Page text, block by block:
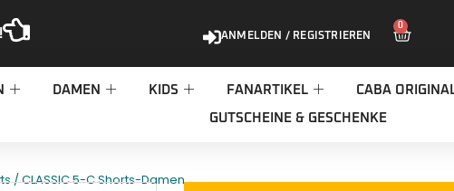
ANMELDEN / REGISTRIEREN
0
DAMEN KIDS FANARTIKEL CABA
GUTSCHEINE & GESCHENKE
/ CLASSIC 5-C Shorts-Damen